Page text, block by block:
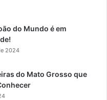
do Mundo é em
2024
do Mato Grosso que